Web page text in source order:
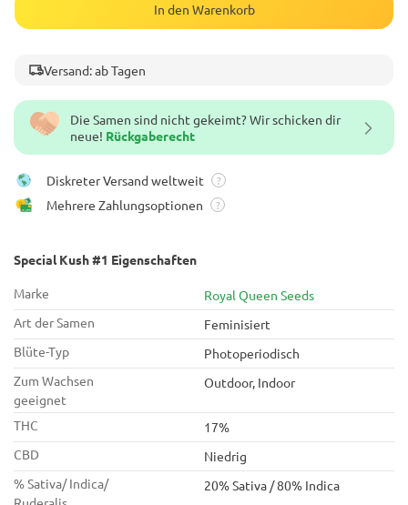
Die Samen sind nicht gekeimt? Wir schicken dir
neue! Rückgaberecht
Diskreter Versand weltweit ?
Mehrere Zahlungsoptionen ?
Special Kush #1 Eigenschaften
Marke
Royal Queen Seeds
Art der Samen
Feminisiert
Blüte-Typ
Photoperiodisch
Zum Wachsen
geeignet
Outdoor, Indoor
THC
17%
CBD
Niedrig
% Sativa/ Indica/
20% Sativa / 80% Indica
In den Warenkorb
Versand: ab Tagen